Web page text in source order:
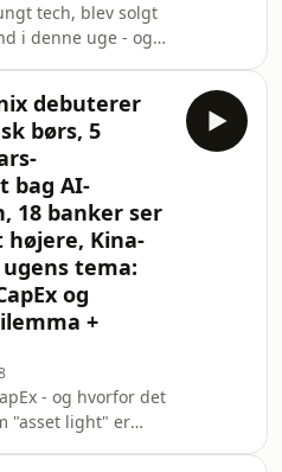
tech, blev solgt
i denne uge - og
de vestlige og
tema er Mads'
serveret med en
er busserne,
er busselskabet,
vil køre ruten til
debuterer
børs, 5
bag AI-
18 banker ser
højere, Kina-
tema:
og
+
- og hvorfor det
"asset light" er